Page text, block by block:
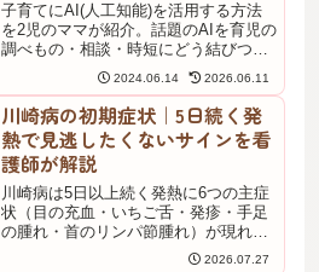
子育てにAI(人工知能)を活用する方法
を2児のママが紹介。話題のAIを育児の
調べもの・相談・時短にどう結びつけ
るか、実際に試して面白かった使い方
と注意点をまとめました。育児の負担
を少しでも軽くしたい方の参考になる
記事です。
2024.06.14 2026.06.11
川崎病の初期症状｜5日続く発
熱で見逃したくないサインを看
護師が解説
川崎病は5日以上続く発熱に6つの主症
状（目の充血・いちご舌・発疹・手足
の腫れ・首のリンパ節腫れ）が現れる
乳幼児の病気。BCG接種跡の発赤も見
2026.07.27